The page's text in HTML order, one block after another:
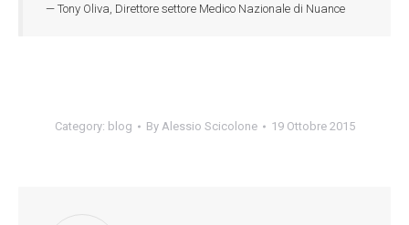
Tony Oliva, Direttore settore Medico Nazionale di Nuance
Category: blog By Alessio Scicolone 19 Ottobre 2015